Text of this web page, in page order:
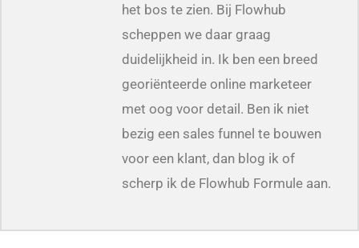
het bos te zien. Bij Flowhub
scheppen we daar graag
duidelijkheid in. Ik ben een breed
georiënteerde online marketeer
met oog voor detail. Ben ik niet
bezig een sales funnel te bouwen
voor een klant, dan blog ik of
scherp ik de Flowhub Formule aan.